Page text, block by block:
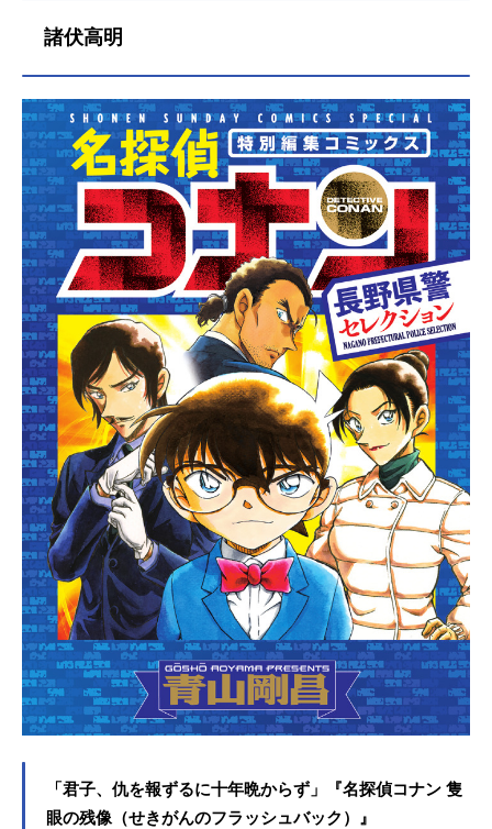
諸伏高明
「君子、仇を報ずるに十年晩からず」『名探偵コナン 隻
眼の残像（せきがんのフラッシュバック）』